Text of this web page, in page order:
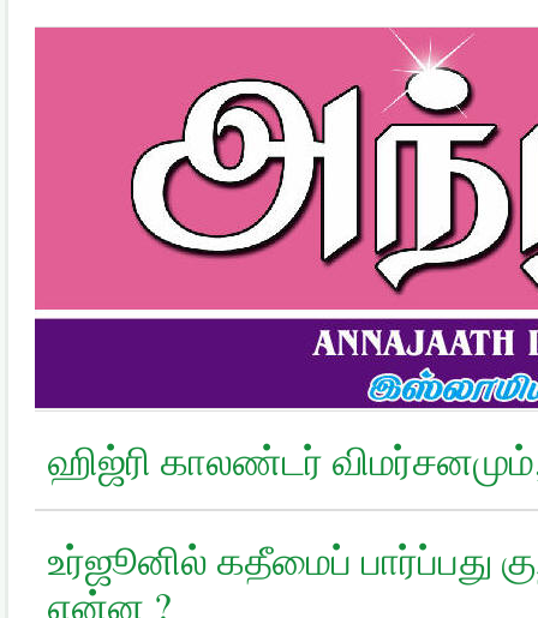
ஹிஜ்ரி காலண்டர்
உர்ஜூனில் கதீமைப் பார்ப்பது
என்ன ?